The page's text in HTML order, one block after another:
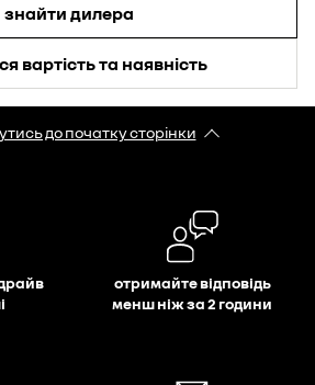
знайти дилера
вартість та наявність
до початку сторінки
отримайте відповідь
менш ніж за 2 години